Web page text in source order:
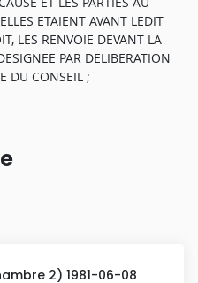
ETAIENT AVANT LEDIT
LES RENVOIE DEVANT LA
PAR DELIBERATION
DU CONSEIL ;
2) 1981-06-08